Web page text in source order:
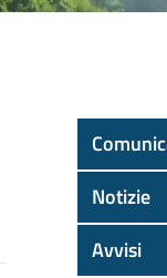
Notizie
Avvisi